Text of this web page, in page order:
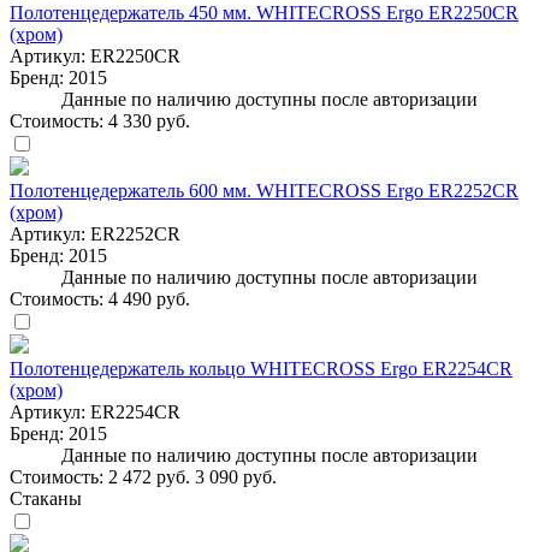
Полотенцедержатель 450 мм. WHITECROSS Ergo ER2250CR
(хром)
Артикул: ER2250CR
Бренд: 2015
Данные по наличию доступны после авторизации
Стоимость: 4 330 руб.
Полотенцедержатель 600 мм. WHITECROSS Ergo ER2252CR
(хром)
Артикул: ER2252CR
Бренд: 2015
Данные по наличию доступны после авторизации
Стоимость: 4 490 руб.
Полотенцедержатель кольцо WHITECROSS Ergo ER2254CR
(хром)
Артикул: ER2254CR
Бренд: 2015
Данные по наличию доступны после авторизации
Стоимость: 2 472 руб. 3 090 руб.
Стаканы